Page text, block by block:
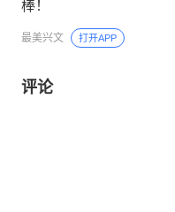
棒！
最美兴文 打开APP
评论